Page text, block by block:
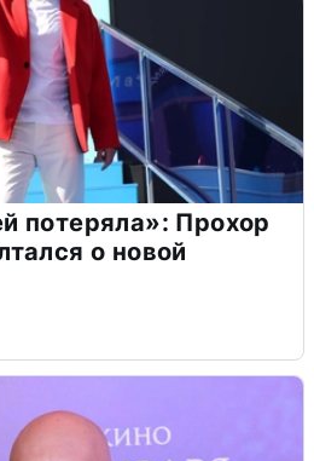
потеряла»: Прохор
о новой